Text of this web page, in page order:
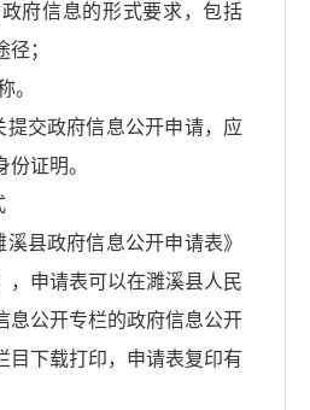
府信息的形式要求，包括
；
。
提交政府信息公开申请，应
证明。
县政府信息公开申请表》
，申请表可以在濉溪县人民
息公开专栏的政府信息公开
目下载打印，申请表复印有